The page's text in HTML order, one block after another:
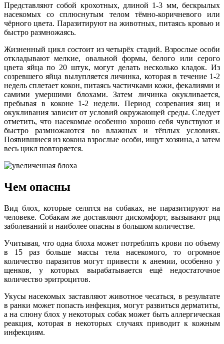
Представляют собой крохотных, длиной 1-3 мм, бескрылых
насекомых со сплюснутым телом тёмно-коричневого или
чёрного цвета. Паразитируют на животных, питаясь кровью и
быстро размножаясь.
Жизненный цикл состоит из четырёх стадий. Взрослые особи
откладывают мелкие, овальной формы, белого или серого
цвета яйца по 20 штук, могут делать несколько кладок. Из
созревшего яйца вылупляется личинка, которая в течение 1-2
недель сплетает кокон, питаясь частичками кожи, фекалиями и
самими умершими блохами. Затем личинка окукливается,
пребывая в коконе 1-2 недели. Период созревания яиц и
окукливания зависит от условий окружающей среды. Следует
отметить, что насекомые особенно хорошо себя чувствуют и
быстро размножаются во влажных и тёплых условиях.
Появившиеся из кокона взрослые особи, ищут хозяина, а затем
весь цикл повторяется.
Чем опасны
Вид блох, которые селятся на собаках, не паразитируют на
человеке. Собакам же доставляют дискомфорт, вызывают ряд
заболеваний и наиболее опасны в большом количестве.
Учитывая, что одна блоха может потреблять крови по объему
в 15 раз больше массы тела насекомого, то огромное
количество паразитов могут привести к анемии, особенно у
щенков, у которых вырабатывается ещё недостаточное
количество эритроцитов.
Укусы насекомых заставляют животное чесаться, в результате
в ранки может попасть инфекция, могут развиться дерматиты,
а на слюну блох у некоторых собак может быть аллергическая
реакция, которая в некоторых случаях приводит к кожным
инфекциям.